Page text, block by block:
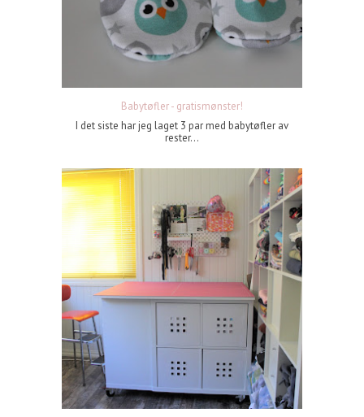
Babytøfler - gratismønster!
I det siste har jeg laget 3 par med babytøfler av
rester...